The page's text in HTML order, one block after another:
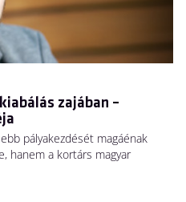
zajában –
pályakezdését magáénak
hanem a kortárs magyar